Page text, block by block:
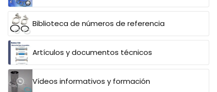
Biblioteca de números de referencia
Artículos y documentos técnicos
Vídeos informativos y formación